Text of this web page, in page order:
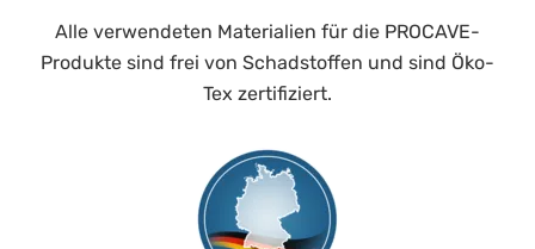
Alle verwendeten Materialien für die PROCAVE-
Produkte sind frei von Schadstoffen und sind Öko-
Tex zertifiziert.